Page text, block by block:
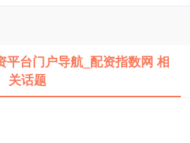
平台门户导航_配资指数网 相
关话题